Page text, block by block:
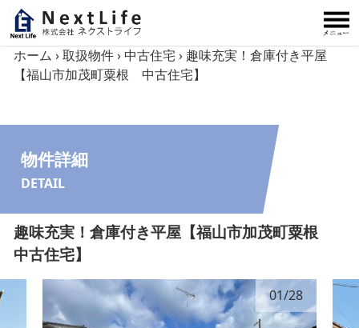
内容をスキップ
ホーム ›取扱物件› 中古住宅 › 趣味充実！倉庫付き平屋
【福山市加茂町粟根 中古住宅】
物件詳細
DETAIL
趣味充実！倉庫付き平屋【福山市加茂町粟根
中古住宅】
01/28